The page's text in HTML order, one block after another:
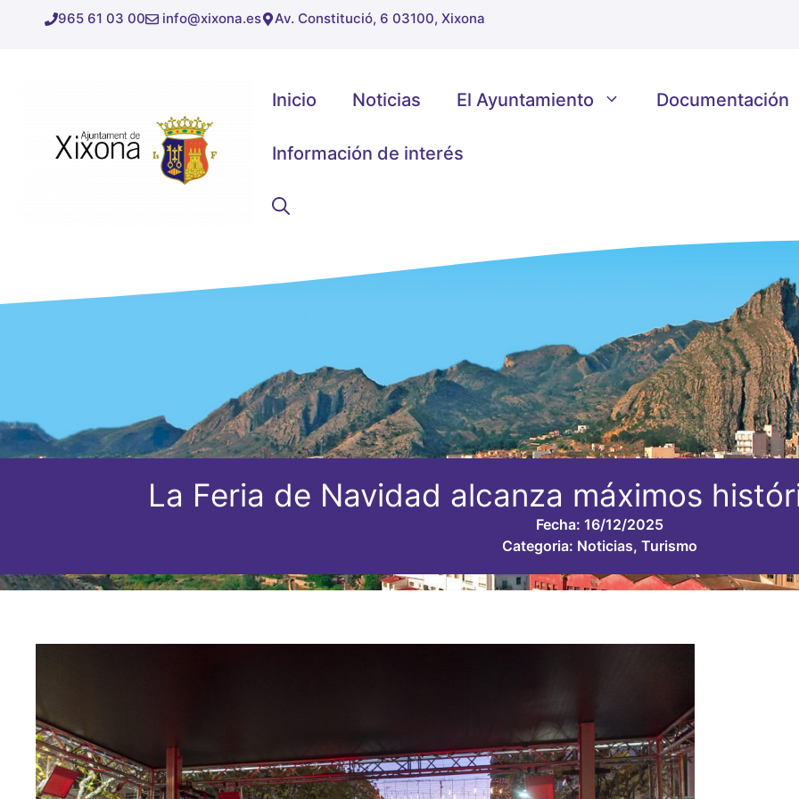
965 61 03 00 info@xixona.es Av. Constitució, 6 03100, Xixona
Inicio Noticias El Ayuntamiento Documentación
Información de interés
La Feria de Navidad alcanza máximos
Fecha: 16/12/2025
Categoria: Noticias, Turismo